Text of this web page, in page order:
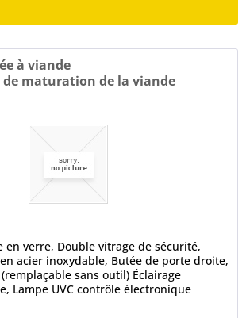
à viande
de maturation de la viande
en verre, Double vitrage de sécurité,
acier inoxydable, Butée de porte droite,
sans outil) Éclairage
Lampe UVC contrôle électronique